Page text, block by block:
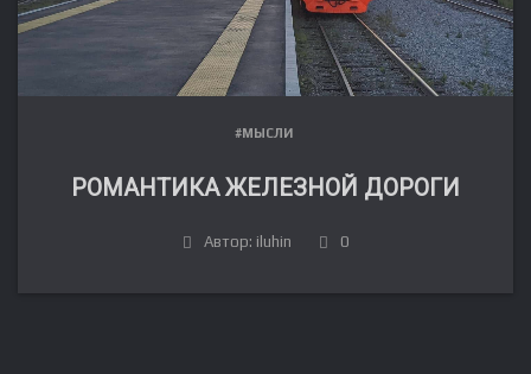
#МЫСЛИ
РОМАНТИКА ЖЕЛЕЗНОЙ ДОРОГИ
Автор: iluhin 0